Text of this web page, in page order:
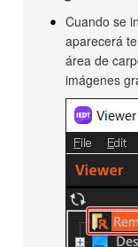
Cuando se
aparecerá
área de
imágenes